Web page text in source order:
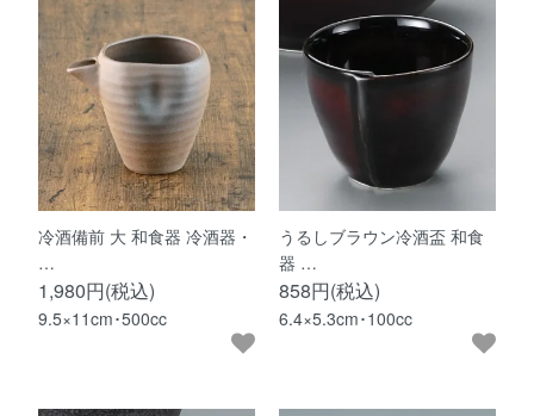
冷酒備前 大 和食器 冷酒器・
…
1,980円(税込)
9.5×11cm･500cc
うるしブラウン冷酒盃 和食
器 …
858円(税込)
6.4×5.3cm･100cc